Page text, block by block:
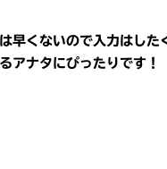
早くないので入力はし
アナタにぴったりです！